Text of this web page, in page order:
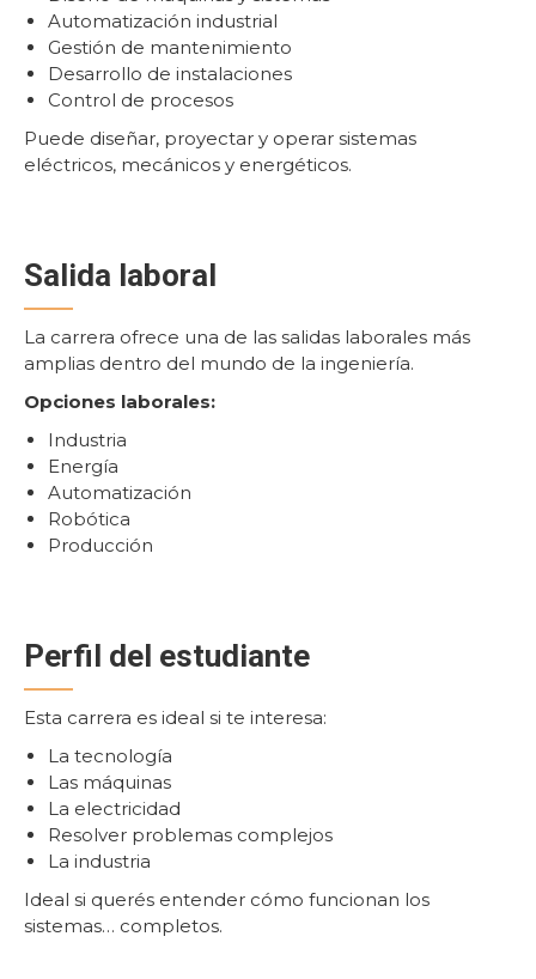
Automatización industrial
Gestión de mantenimiento
Desarrollo de instalaciones
Control de procesos
Puede diseñar, proyectar y operar sistemas
eléctricos, mecánicos y energéticos.
Salida laboral
La carrera ofrece una de las salidas laborales más
amplias dentro del mundo de la ingeniería.
Opciones laborales:
Industria
Energía
Automatización
Robótica
Producción
Perfil del estudiante
Esta carrera es ideal si te interesa:
La tecnología
Las máquinas
La electricidad
Resolver problemas complejos
La industria
Ideal si querés entender cómo funcionan los
sistemas… completos.